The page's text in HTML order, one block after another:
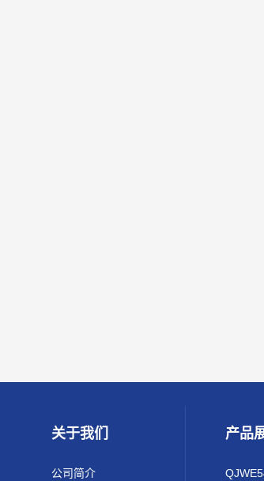
关于我们
公司简介
产品